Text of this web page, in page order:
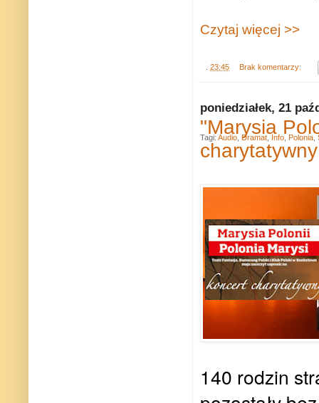
Czytaj więcej >>
23:45 Brak komentarzy:
poniedziałek, 21
"Marysia
charytatywny
140 rodzin
Tagi: Audio Dramat Info Polonia